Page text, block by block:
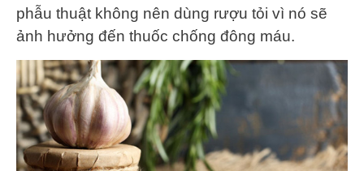
phẫu thuật không nên dùng rượu tỏi vì nó sẽ
ảnh hưởng đến thuốc chống đông máu.